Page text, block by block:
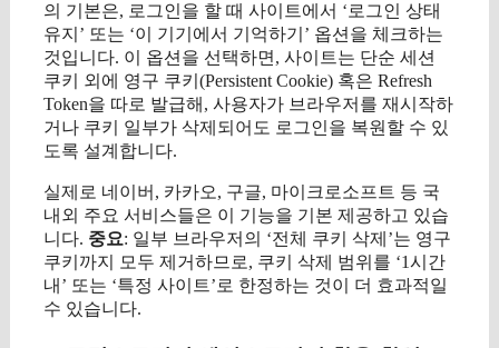
의 기본은, 로그인을 할 때 사이트에서 ‘로그인 상태
유지’ 또는 ‘이 기기에서 기억하기’ 옵션을 체크하는
것입니다. 이 옵션을 선택하면, 사이트는 단순 세션
쿠키 외에 영구 쿠키(Persistent Cookie) 혹은 Refresh
Token을 따로 발급해, 사용자가 브라우저를 재시작하
거나 쿠키 일부가 삭제되어도 로그인을 복원할 수 있
도록 설계합니다.
실제로 네이버, 카카오, 구글, 마이크로소프트 등 국
내외 주요 서비스들은 이 기능을 기본 제공하고 있습
니다. 중요: 일부 브라우저의 ‘전체 쿠키 삭제’는 영구
쿠키까지 모두 제거하므로, 쿠키 삭제 범위를 ‘1시간
내’ 또는 ‘특정 사이트’로 한정하는 것이 더 효과적일
수 있습니다.